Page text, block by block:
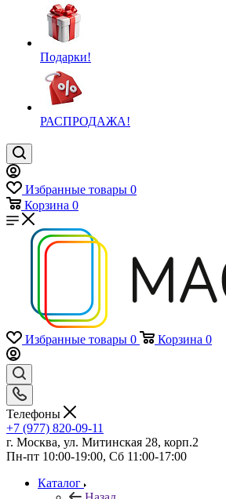
Подарки!
РАСПРОДАЖА!
Избранные товары 0
Корзина 0
Избранные товары 0 Корзина 0
Телефоны
+7 (977) 820-09-11
г. Москва, ул. Митинская 28, корп.2
Пн-пт 10:00-19:00, Сб 11:00-17:00
Каталог